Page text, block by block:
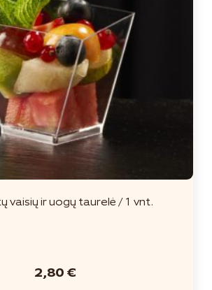
vaisių ir uogų taurelė / 1 vnt.
2,80 €